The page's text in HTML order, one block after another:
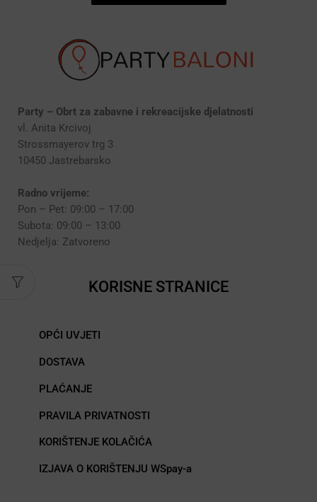
Party – Obrt za zabavne i rekreacijske djelatnosti
vl. Anita Krcivoj
Strossmayerov trg 3
10450 Jastrebarsko
Radno vrijeme:
Pon – Pet: 09:00 – 17:00
Subota: 09:00 – 13:00
Nedjelja: Zatvoreno
KORISNE STRANICE
OPĆI UVJETI
DOSTAVA
PLAĆANJE
PRAVILA PRIVATNOSTI
KORIŠTENJE KOLAČIĆA
IZJAVA O KORIŠTENJU WSpay-a